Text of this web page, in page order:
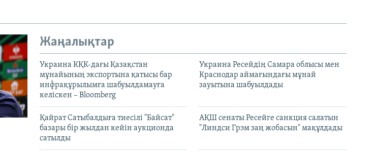
Жаңалықтар
Украина КҚК-дағы Қазақстан
мұнайының экспортына қатысы бар
инфрақұрылымға шабуылдамауға
келіскен – Bloomberg
Украина Ресейдің Самара облысы мен
Краснодар аймағындағы мұнай
зауытына шабуылдады
Қайрат Сатыбалдыға тиесілі "Байсат"
базары бір жылдан кейін аукционда
сатылды
АҚШ сенаты Ресейге санкция салатын
"Линдси Грэм заң жобасын" мақұлдады